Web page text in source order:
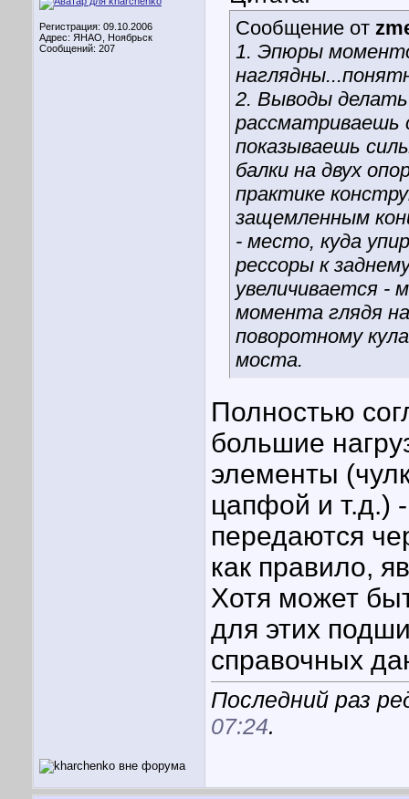
Регистрация: 09.10.2006
Адрес: ЯНАО, Ноябрьск
Сообщений: 207
Сообщение от
1. Эпюры
2. Выводы
рассматриваешь
показываешь
балки на двух
практике
защемленным
- место, куда
рессоры к
увеличивается
момента глядя
поворотному
моста.
Полностью
большие
элементы
цапфой и т.д.)
передаются
как правило,
Хотя может
для этих
справочных
Последний раз
07:24.